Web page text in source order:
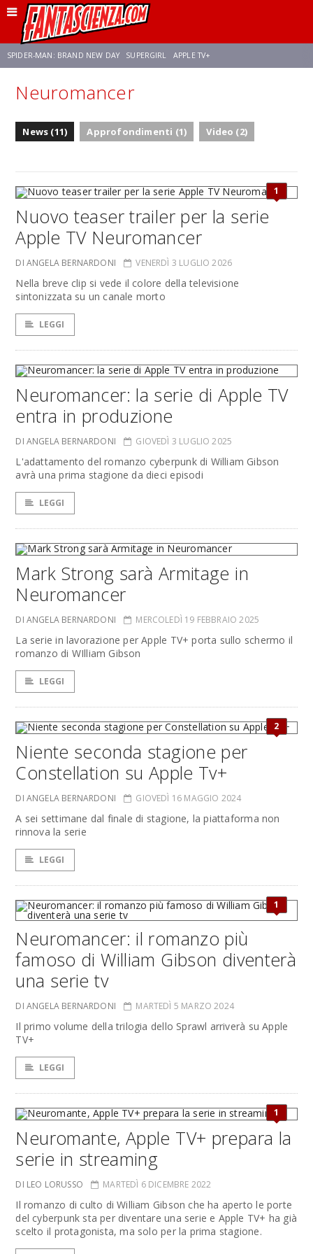
SPIDER-MAN: BRAND NEW DAY SUPERGIRL APPLE TV+
FRANCO RICCIARDIELLO ZENDAYA
Neuromancer
News (11) Approfondimenti (1) Video (2)
1
Nuovo teaser trailer per la serie
Apple TV Neuromancer
DI ANGELA BERNARDONI VENERDÌ 3 LUGLIO 2026
Nella breve clip si vede il colore della televisione
sintonizzata su un canale morto
LEGGI
Neuromancer: la serie di Apple TV
entra in produzione
DI ANGELA BERNARDONI GIOVEDÌ 3 LUGLIO 2025
L'adattamento del romanzo cyberpunk di William Gibson
avrà una prima stagione da dieci episodi
LEGGI
Mark Strong sarà Armitage in
Neuromancer
DI ANGELA BERNARDONI MERCOLEDÌ 19 FEBBRAIO 2025
La serie in lavorazione per Apple TV+ porta sullo schermo il
romanzo di WIlliam Gibson
LEGGI
2
Niente seconda stagione per
Constellation su Apple Tv+
DI ANGELA BERNARDONI GIOVEDÌ 16 MAGGIO 2024
A sei settimane dal finale di stagione, la piattaforma non
rinnova la serie
LEGGI
1
Neuromancer: il romanzo più
famoso di William Gibson diventerà
una serie tv
DI ANGELA BERNARDONI MARTEDÌ 5 MARZO 2024
Il primo volume della trilogia dello Sprawl arriverà su Apple
TV+
LEGGI
1
Neuromante, Apple TV+ prepara la
serie in streaming
DI LEO LORUSSO MARTEDÌ 6 DICEMBRE 2022
Il romanzo di culto di William Gibson che ha aperto le porte
del cyberpunk sta per diventare una serie e Apple TV+ ha già
scelto il protagonista, ma solo per la prima stagione.